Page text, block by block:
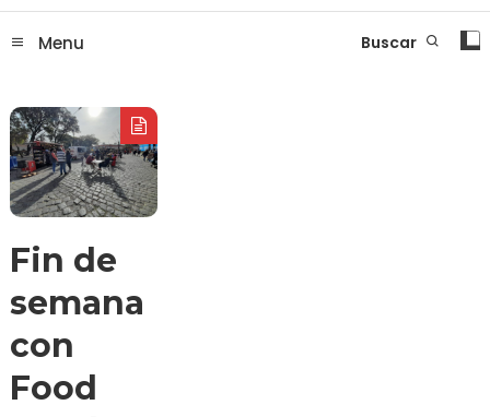
Menu Buscar
Fin de
semana
con
Food